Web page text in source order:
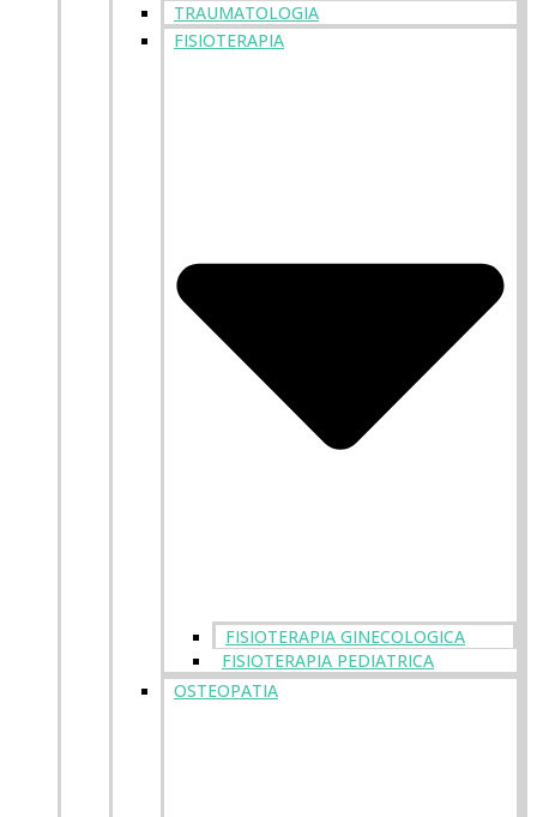
TRAUMATOLOGIA
FISIOTERAPIA
FISIOTERAPIA GINECOLOGICA
FISIOTERAPIA PEDIATRICA
OSTEOPATIA